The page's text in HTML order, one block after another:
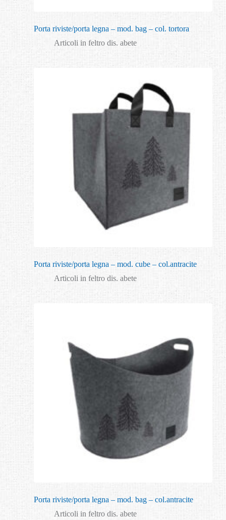
Porta riviste/porta legna – mod. bag – col. tortora
Articoli in feltro dis. abete
Porta riviste/porta legna – mod. cube – col.antracite
Articoli in feltro dis. abete
Porta riviste/porta legna – mod. bag – col.antracite
Articoli in feltro dis. abete